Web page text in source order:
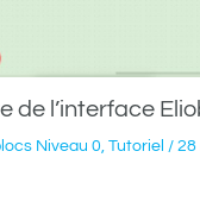
de l’interface
Niveau 0 Tutoriel / 28